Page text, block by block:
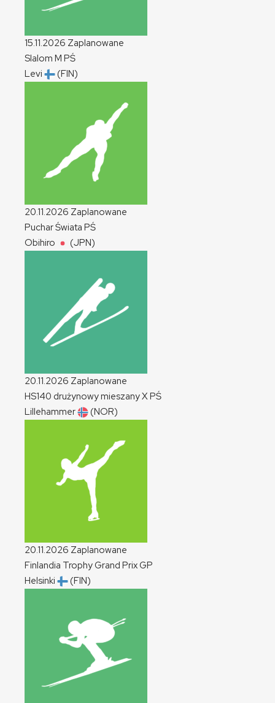
15.11.2026 Zaplanowane
Slalom M PŚ
Levi
(FIN)
20.11.2026 Zaplanowane
Puchar Świata PŚ
Obihiro
(JPN)
20.11.2026 Zaplanowane
HS140 drużynowy mieszanyXPŚ
Lillehammer
(NOR)
20.11.2026 Zaplanowane
Finlandia Trophy Grand PrixGP
Helsinki
(FIN)